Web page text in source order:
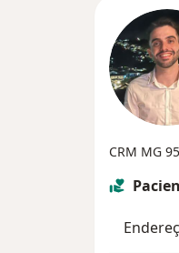
CRM MG